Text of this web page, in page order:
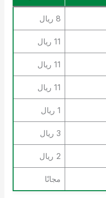
8 ريال
11 ريال
11 ريال
11 ريال
1 ريال
3 ريال
2 ريال
مجانًا